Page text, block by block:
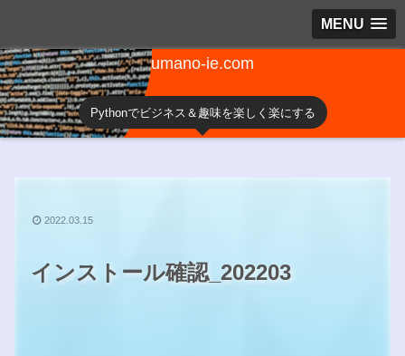
MENU
umano-ie.com
Pythonでビジネス＆趣味を楽しく楽にする
インストール確認_202203
2022.03.15